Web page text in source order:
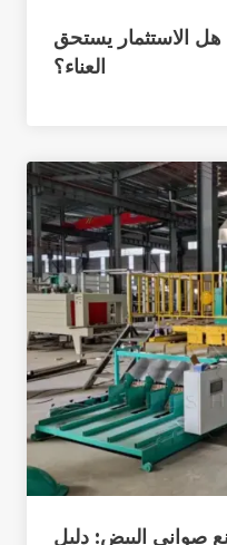
الاستثمار يستحق
العناء؟
صواني البيض: دليل